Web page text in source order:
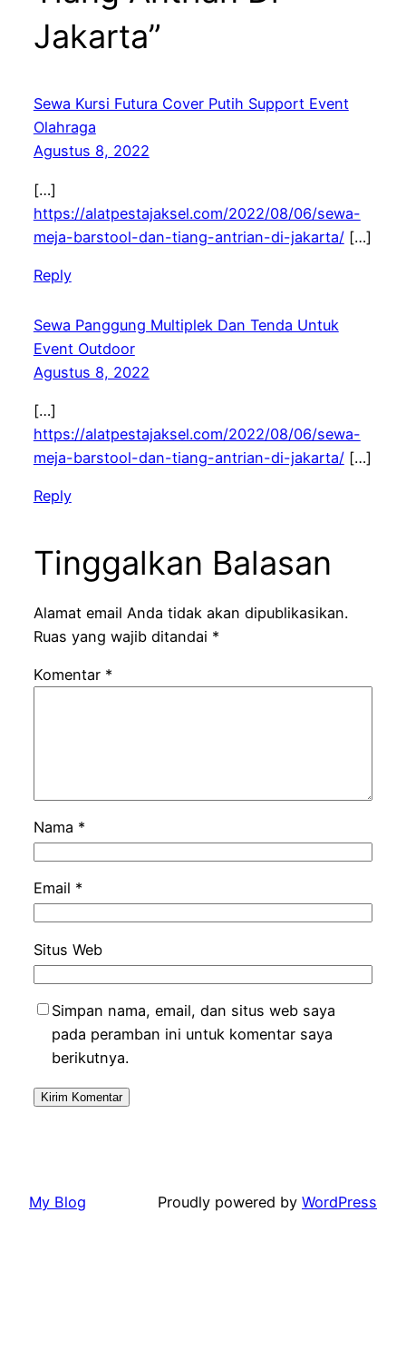
Jakarta”
Sewa Kursi Futura Cover Putih Support Event
Olahraga
Agustus 8, 2022
[…]
https://alatpestajaksel.com/2022/08/06/sewa-
meja-barstool-dan-tiang-antrian-di-jakarta/[…]
Reply
Sewa Panggung Multiplek Dan Tenda Untuk
Event Outdoor
Agustus 8, 2022
[…]
https://alatpestajaksel.com/2022/08/06/sewa-
meja-barstool-dan-tiang-antrian-di-jakarta/[…]
Reply
Tinggalkan Balasan
Alamat email Anda tidak akan dipublikasikan.
Ruas yang wajib ditandai *
Komentar *
Nama *
Email *
Situs Web
Simpan nama, email, dan situs web saya
pada peramban ini untuk komentar saya
berikutnya.
My Blog Proudly powered by WordPress